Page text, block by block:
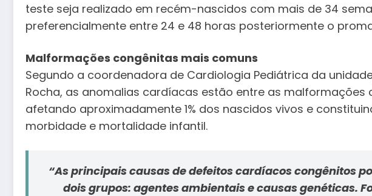
teste seja realizado em recém-nascidos com mais de 34
preferencialmente entre 24 e 48 horas posteriormente o
Malformações congênitas mais comuns
Segundo a coordenadora de Cardiologia Pediátrica da
Rocha, as anomalias cardíacas estão entre as malformações
afetando aproximadamente 1% dos nascidos vivos e
morbidade e mortalidade infantil.
“As principais causas de defeitos cardíacos congênitos
dois grupos: agentes ambientais e causas genéticas.